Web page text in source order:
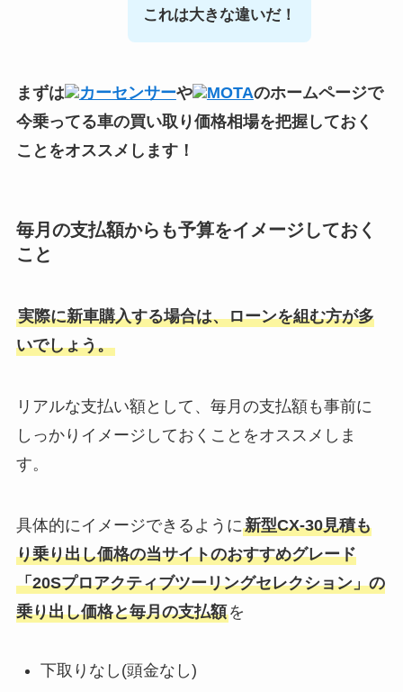
これは大きな違いだ！
まずは カーセンサーや MOTAのホームページで
今乗ってる車の買い取り価格相場を把握しておく
ことをオススメします！
毎月の支払額からも予算をイメージしておく
こと
実際に新車購入する場合は、ローンを組む方が多
いでしょう。
リアルな支払い額として、毎月の支払額も事前に
しっかりイメージしておくことをオススメしま
す。
具体的にイメージできるように新型CX-30見積も
り乗り出し価格の当サイトのおすすめグレード
「20Sプロアクティブツーリングセレクション」の
乗り出し価格と毎月の支払額を
下取りなし(頭金なし)